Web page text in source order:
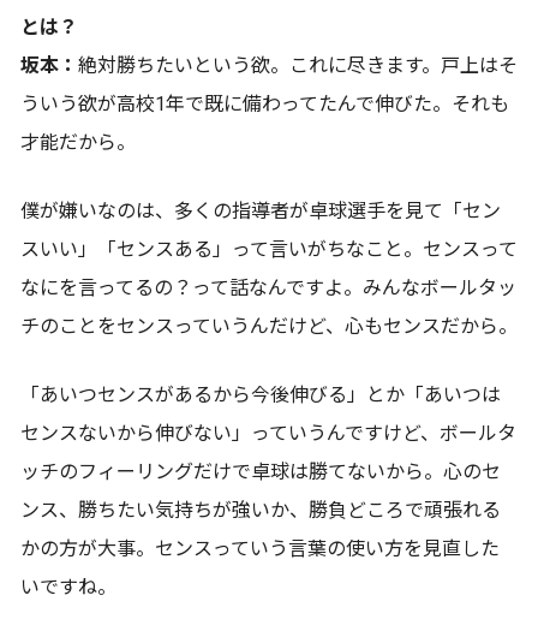
とは？
坂本： 絶対勝ちたいという欲。これに尽きます。戸上はそ
ういう欲が高校1年で既に備わってたんで伸びた。それも
才能だから。
僕が嫌いなのは、多くの指導者が卓球選手を見て「セン
スいい」「センスある」って言いがちなこと。センスって
なにを言ってるの？って話なんですよ。みんなボールタッ
チのことをセンスっていうんだけど、心もセンスだから。
「あいつセンスがあるから今後伸びる」とか「あいつは
センスないから伸びない」っていうんですけど、ボールタ
ッチのフィーリングだけで卓球は勝てないから。心のセ
ンス、勝ちたい気持ちが強いか、勝負どころで頑張れる
かの方が大事。センスっていう言葉の使い方を見直した
いですね。